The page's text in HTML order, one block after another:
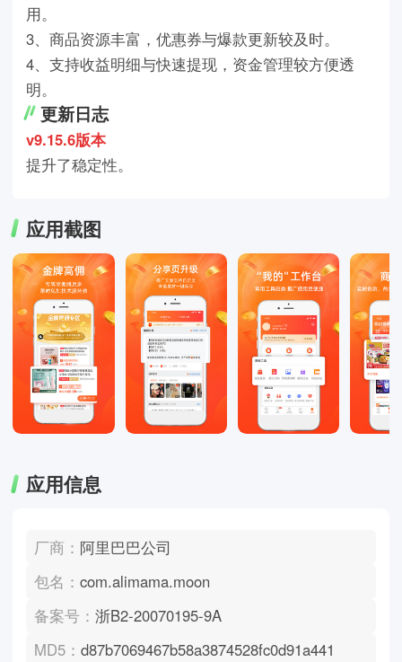
用。
3、商品资源丰富，优惠券与爆款更新较及时。
4、支持收益明细与快速提现，资金管理较方便透
明。
更新日志
v9.15.6版本
提升了稳定性。
应用截图
应用信息
厂商： 阿里巴巴公司
包名：com.alimama.moon
备案号：浙B2-20070195-9A
MD5：d87b7069467b58a3874528fc0d91a441